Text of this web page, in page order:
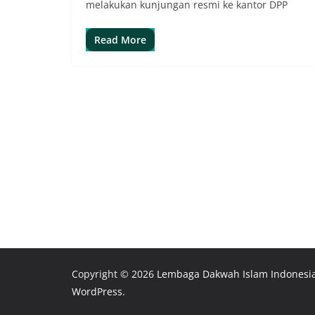
melakukan kunjungan resmi ke kantor DPP
Read More
Copyright © 2026 Lembaga Dakwah Islam
WordPress.